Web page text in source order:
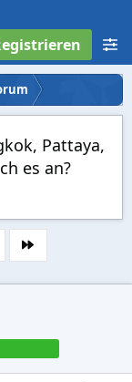
Pattaya,
es an?
Letzte